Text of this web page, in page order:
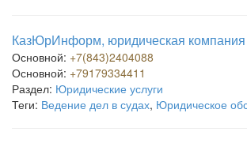
КазЮрИнформ, юридическая компания
Основной: +7(843)2404088
Основной: +79179334411
Раздел: Юридические услуги
Теги: Ведение дел в судах, Юридическое